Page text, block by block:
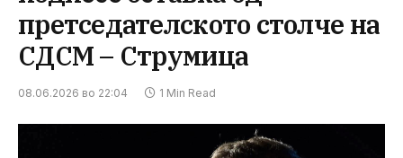
претседателското столче на
СДСМ – Струмица
08.06.2026 во 22:04 1 Min Read